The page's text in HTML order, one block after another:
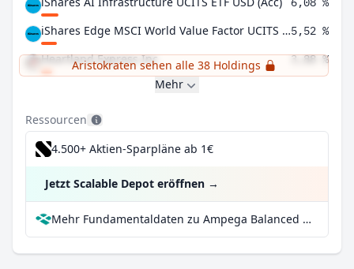
iShares Edge MSCI World Value Factor UCITS ETF USD (Acc)5,52 %
Heartland Express Inc 3,88 %
Aristokraten sehen alle 38 Holdings
Mehr
Ressourcen
4.500+ Aktien-Sparpläne ab 1€
Jetzt Scalable Depot eröffnen →
Mehr Fundamentaldaten zu Ampega Balanced 3 I (a) bei Parqet